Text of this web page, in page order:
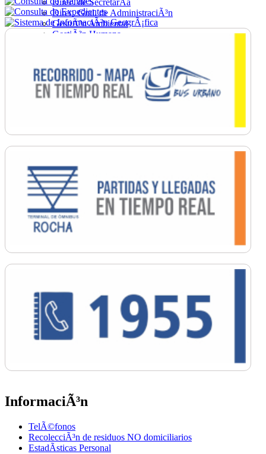
Direc. de SecretarÃ­a
Direc. Gral. de AdministraciÃ³n
GestiÃ³n Ambiental
GestiÃ³n Humana
Ordenamiento
PromociÃ³n Social
Salud
SecretarÃ­a General
InformaciÃ³n
TelÃ©fonos
RecolecciÃ³n de residuos NO domiciliarios
EstadÃ­sticas Personal